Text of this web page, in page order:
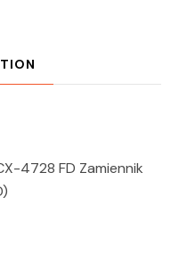
4728 FD Zamiennik